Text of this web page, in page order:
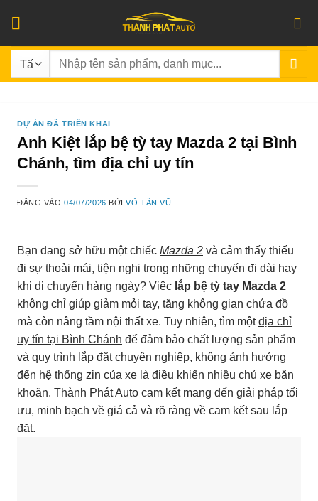
qua
nội
dung
Tìm
DỰ ÁN ĐÃ TRIỂN KHAI
Anh Kiệt lắp bệ tỳ tay Mazda 2 tại Bình
Chánh, tìm địa chỉ uy tín
ĐĂNG VÀO04/07/2026 BỞIVÕ TẤN VŨ
Bạn đang sở hữu một chiếc Mazda 2 và cảm thấy thiếu
đi sự thoải mái, tiện nghi trong những chuyến đi dài hay
khi di chuyển hàng ngày? Việc lắp bệ tỳ tay Mazda 2
không chỉ giúp giảm mỏi tay, tăng không gian chứa đồ
mà còn nâng tầm nội thất xe. Tuy nhiên, tìm mộtđịa chỉ
uy tín tại Bình Chánh để đảm bảo chất lượng sản phẩm
và quy trình lắp đặt chuyên nghiệp, không ảnh hưởng
đến hệ thống zin của xe là điều khiến nhiều chủ xe băn
khoăn. Thành Phát Auto cam kết mang đến giải pháp tối
ưu, minh bạch về giá cả và rõ ràng về cam kết sau lắp
đặt.